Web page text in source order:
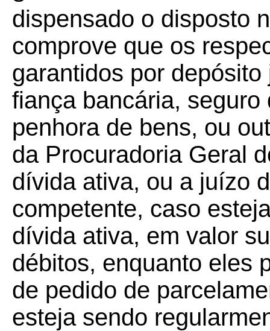
dispensado o disposto
comprove que os
garantidos por
fiança bancária,
penhora de bens, ou
da Procuradoria Geral
dívida ativa, ou a juízo
competente, caso
dívida ativa, em valor
débitos, enquanto eles
de pedido de
esteja sendo